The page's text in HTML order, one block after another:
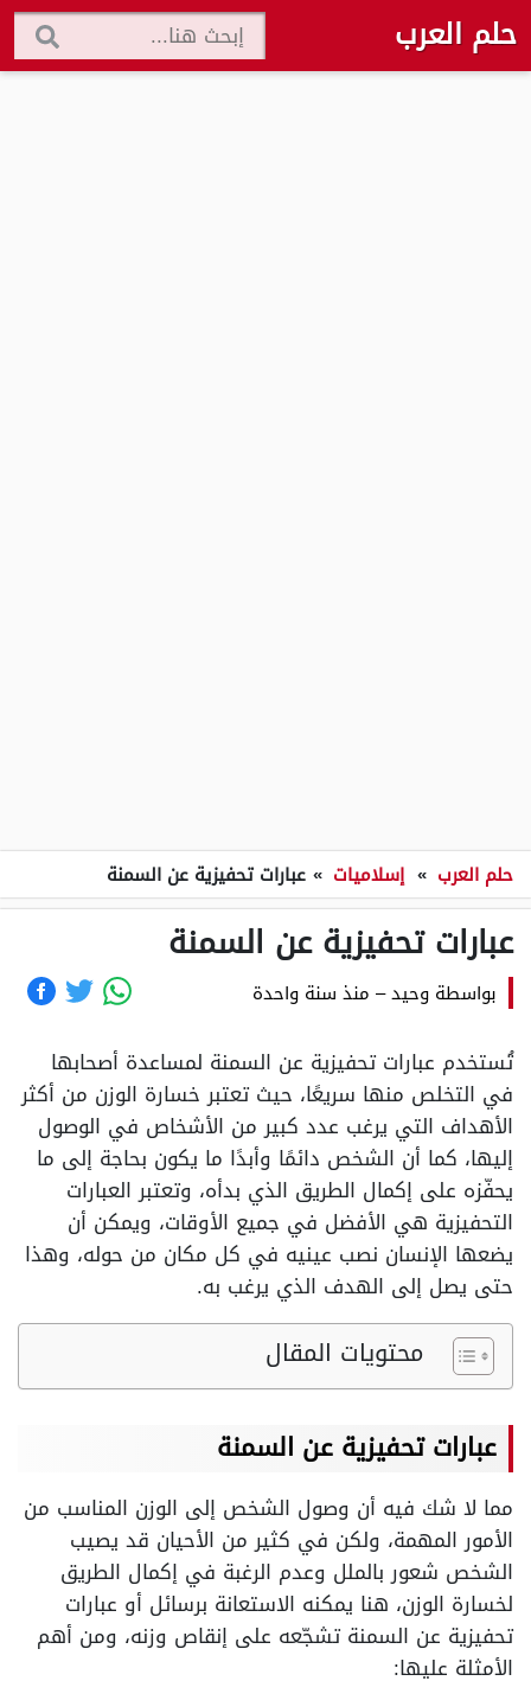
حلم العرب
حلم العرب » إسلاميات » عبارات تحفيزية عن السمنة
عبارات تحفيزية عن السمنة
بواسطة وحيد– منذ سنة واحدة
تُستخدم عبارات تحفيزية عن السمنة لمساعدة أصحابها
في التخلص منها سريعًا، حيث تعتبر خسارة الوزن من أكثر
الأهداف التي يرغب عدد كبير من الأشخاص في الوصول
إليها، كما أن الشخص دائمًا وأبدًا ما يكون بحاجة إلى ما
يحفّزه على إكمال الطريق الذي بدأه، وتعتبر العبارات
التحفيزية هي الأفضل في جميع الأوقات، ويمكن أن
يضعها الإنسان نصب عينيه في كل مكان من حوله، وهذا
حتى يصل إلى الهدف الذي يرغب به.
محتويات المقال
عبارات تحفيزية عن السمنة
مما لا شك فيه أن وصول الشخص إلى الوزن المناسب من
الأمور المهمة، ولكن في كثير من الأحيان قد يصيب
الشخص شعور بالملل وعدم الرغبة في إكمال الطريق
لخسارة الوزن، هنا يمكنه الاستعانة برسائل أو عبارات
تحفيزية عن السمنة تشجّعه على إنقاص وزنه، ومن أهم
الأمثلة عليها: